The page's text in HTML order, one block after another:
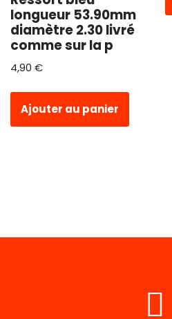
longueur 53.90mm
diamètre 2.30 livré
comme sur la p
4,90 €
Ajouter au panier